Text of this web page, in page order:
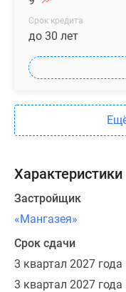
гостиными
мастер-
спальнями,
просторными
а
также
первой
очереди
квартиры
с
отдельным
входом
Срок кредита
до 30 лет
Характеристики
Застройщик
«Мангазея»
Срок сдачи
3 квартал 2027 года
3 квартал 2027 года